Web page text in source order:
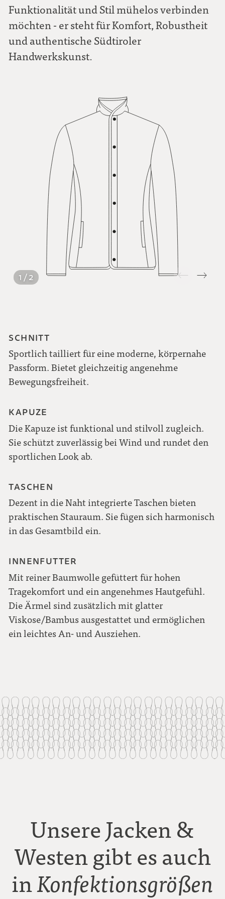
Funktionalität und Stil mühelos verbinden
möchten - er steht für Komfort, Robustheit
und authentische Südtiroler
Handwerkskunst.
1 / 2
SCHNITT
Sportlich tailliert für eine moderne, körpernahe
Passform. Bietet gleichzeitig angenehme
Bewegungsfreiheit.
KAPUZE
Die Kapuze ist funktional und stilvoll zugleich.
Sie schützt zuverlässig bei Wind und rundet den
sportlichen Look ab.
TASCHEN
Dezent in die Naht integrierte Taschen bieten
praktischen Stauraum. Sie fügen sich harmonisch
in das Gesamtbild ein.
INNENFUTTER
Mit reiner Baumwolle gefüttert für hohen
Tragekomfort und ein angenehmes Hautgefühl.
Die Ärmel sind zusätzlich mit glatter
Viskose/Bambus ausgestattet und ermöglichen
ein leichtes An- und Ausziehen.
Unsere Jacken &
Westen gibt es auch
inKonfektionsgrößen